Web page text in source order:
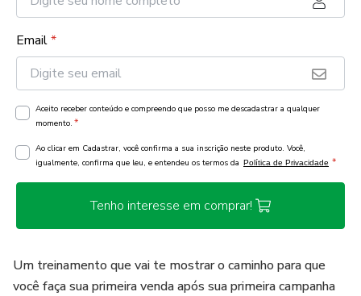
Email*
Aceito receber conteúdo e compreendo que posso me descadastrar a qualquer
momento. *
Ao clicar em Cadastrar, você confirma a sua inscrição neste produto. Você,
igualmente, confirma que leu, e entendeu os termos da Política de Privacidade *
Tenho interesse em comprar!
Um treinamento que vai te mostrar o caminho para que
você faça sua primeira venda após sua primeira campanha